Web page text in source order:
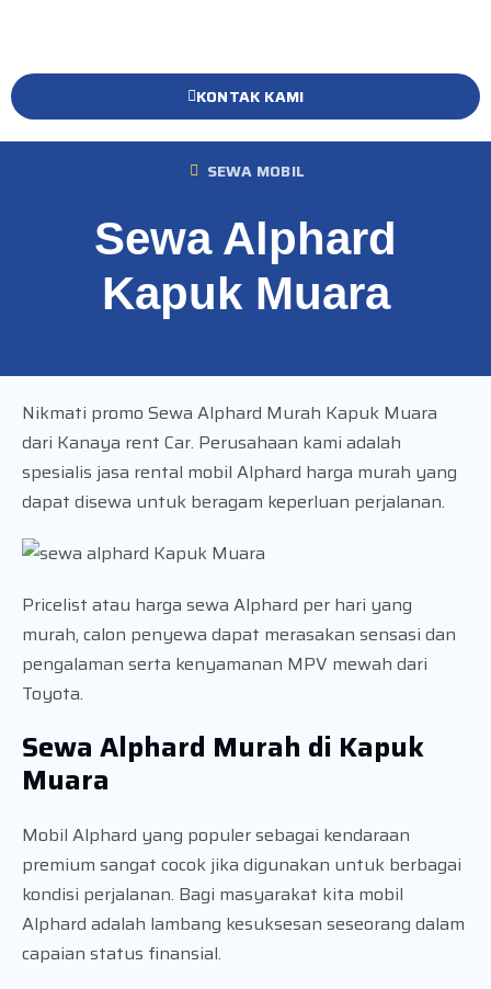
KONTAK KAMI
SEWA MOBIL
Sewa Alphard
Kapuk Muara
Nikmati promo Sewa Alphard Murah Kapuk Muara
dari Kanaya rent Car. Perusahaan kami adalah
spesialis jasa rental mobil Alphard harga murah yang
dapat disewa untuk beragam keperluan perjalanan.
Pricelist atau harga sewa Alphard per hari yang
murah, calon penyewa dapat merasakan sensasi dan
pengalaman serta kenyamanan MPV mewah dari
Toyota.
Sewa Alphard Murah di Kapuk
Muara
Mobil Alphard yang populer sebagai kendaraan
premium sangat cocok jika digunakan untuk berbagai
kondisi perjalanan. Bagi masyarakat kita mobil
Alphard adalah lambang kesuksesan seseorang dalam
capaian status finansial.